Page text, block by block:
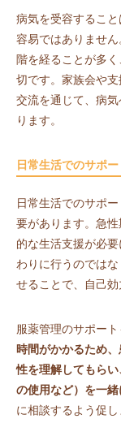
病気を受容するこ
容易ではありませ
階を経ることが多
切です。家族会や
交流を通じて、病
ります。
日常生活でのサポ
日常生活でのサポ
要があります。急
的な生活支援が必
わりに行うのでは
せることで、自己効
服薬管理のサポート
時間がかかるため
性を理解してもら
の使用など）を一
に相談するよう促し